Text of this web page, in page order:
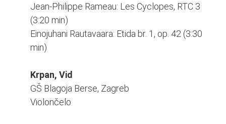
Jean-Philippe Rameau: Les Cyclopes, RTC 3
(3:20 min)
Einojuhani Rautavaara: Etida br. 1, op. 42 (3:30
min)
Krpan, Vid
GŠ Blagoja Berse, Zagreb
Violončelo